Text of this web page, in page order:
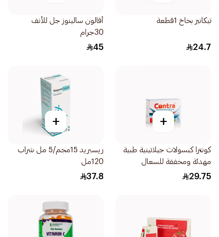
تيكانيز بخاخ 1قطعة
24.7
أفالون سالينوز جل للأنف
30جرام
45
+
كونترا كبسولات جيلاتينية طبية
مهدئة ومخففة للسعال
30كبسولة
29.75
+
ريسبريد 15مجم/5 مل شراب
120مل
37.8